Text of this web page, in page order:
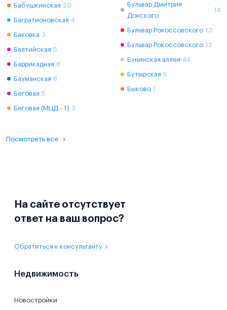
Бабушкинская 20
Багратионовская 4
Баковка 3
Балтийская 5
Баррикадная 8
Бауманская 8
Беговая 5
Беговая (МЦД - 1) 3
Бульвар Дмитрия
Донского
14
Бульвар Рокоссовского 13
Бульвар Рокоссовского 12
Бунинская аллея 44
Бутырская 6
Быково 1
Посмотреть все
На сайте отсутствует
ответ на ваш вопрос?
Обратиться к консультанту
Недвижимость
Новостройки